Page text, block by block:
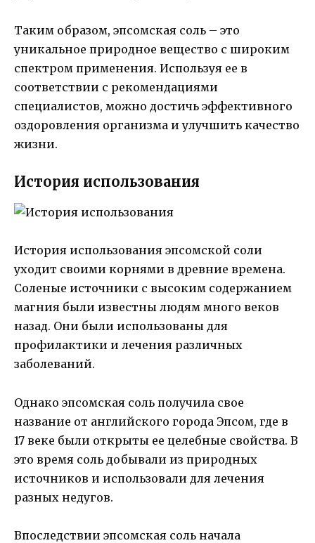
Таким образом, эпсомская соль – это
уникальное природное вещество с широким
спектром применения. Используя ее в
соответствии с рекомендациями
специалистов, можно достичь эффективного
оздоровления организма и улучшить качество
жизни.
История использования
История использования эпсомской соли
уходит своими корнями в древние времена.
Соленые источники с высоким содержанием
магния были известны людям много веков
назад. Они были использованы для
профилактики и лечения различных
заболеваний.
Однако эпсомская соль получила свое
название от английского города Эпсом, где в
17 веке были открыты ее целебные свойства. В
это время соль добывали из природных
источников и использовали для лечения
разных недугов.
Впоследствии эпсомская соль начала